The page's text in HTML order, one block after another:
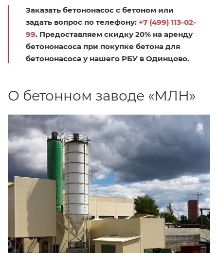
Заказать бетононасос с бетоном или
задать вопрос по телефону: +7 (499) 113-02-
99. Предоставляем скидку 20% на аренду
бетононасоса при покупке бетона для
бетононасоса у нашего РБУ в Одинцово.
О бетонном заводе «МЛН»